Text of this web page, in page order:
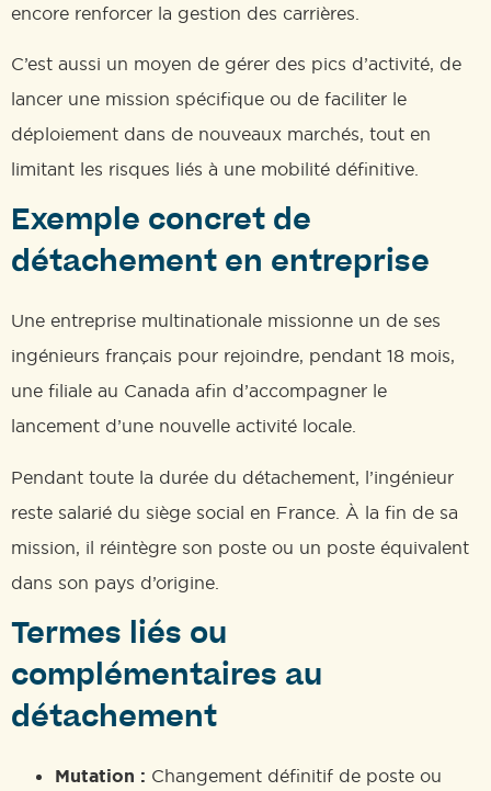
encore renforcer la gestion des carrières.
C’est aussi un moyen de gérer des pics d’activité, de
lancer une mission spécifique ou de faciliter le
déploiement dans de nouveaux marchés, tout en
limitant les risques liés à une mobilité définitive.
Exemple concret de
détachement en entreprise
Une entreprise multinationale missionne un de ses
ingénieurs français pour rejoindre, pendant 18 mois,
une filiale au Canada afin d’accompagner le
lancement d’une nouvelle activité locale.
Pendant toute la durée du détachement, l’ingénieur
reste salarié du siège social en France. À la fin de sa
mission, il réintègre son poste ou un poste équivalent
dans son pays d’origine.
Termes liés ou
complémentaires au
détachement
Mutation : Changement définitif de poste ou